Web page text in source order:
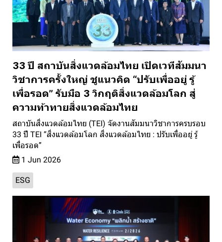
33 ปี สถาบันสิ่งแวดล้อมไทย เปิดเวทีสัมมนา
วิชาการครั้งใหญ่ ชูแนวคิด “ปรับเพื่ออยู่ รู้
เพื่อรอด” รับมือ 3 วิกฤติสิ่งแวดล้อมโลก สู่
ความท้าทายสิ่งแวดล้อมไทย
สถาบันสิ่งแวดล้อมไทย (TEI) จัดงานสัมมนาวิชาการครบรอบ
33 ปี TEI “สิ่งแวดล้อมโลก สิ่งแวดล้อมไทย : ปรับเพื่ออยู่ รู้
เพื่อรอด”
1 Jun 2026
ESG